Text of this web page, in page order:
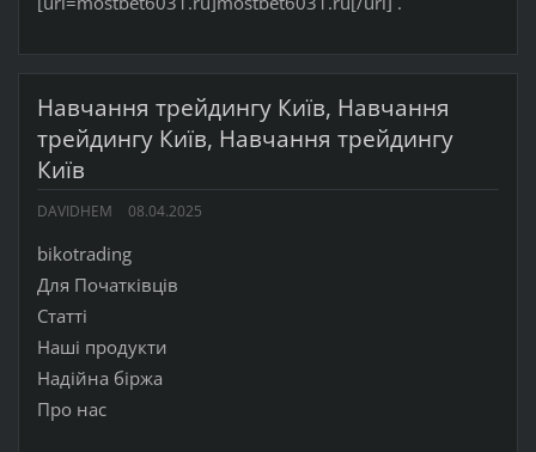
Навчання трейдингу Київ, Навчання
трейдингу Київ, Навчання трейдингу
Київ
DAVIDHEM 08.04.2025
bikotrading
Для Початківців
Статті
Наші продукти
Надійна біржа
Про нас